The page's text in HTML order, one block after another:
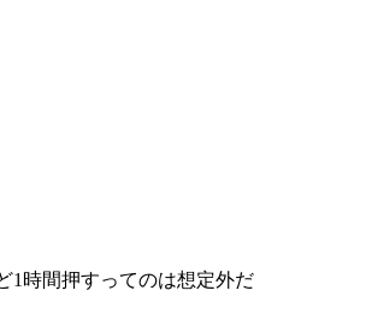
1時間押すってのは想定外だ